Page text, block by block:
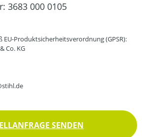
3683 000 0105
EU-Produktsicherheitsverordnung (GPSR):
Co. KG
SENDEN